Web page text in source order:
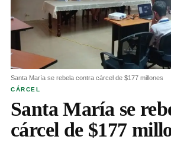
CÁRCEL
Santa María se
cárcel de $177
Santa María se rebela contra cárcel de $177 millones